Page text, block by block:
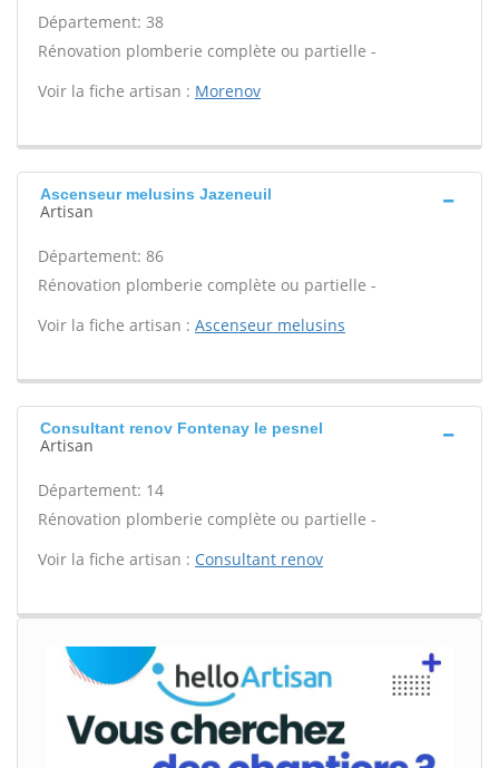
Département: 38
Rénovation plomberie complète ou partielle -
Voir la fiche artisan : Morenov
Ascenseur melusins Jazeneuil
Artisan
Département: 86
Rénovation plomberie complète ou partielle -
Voir la fiche artisan : Ascenseur melusins
Consultant renov Fontenay le pesnel
Artisan
Département: 14
Rénovation plomberie complète ou partielle -
Voir la fiche artisan : Consultant renov